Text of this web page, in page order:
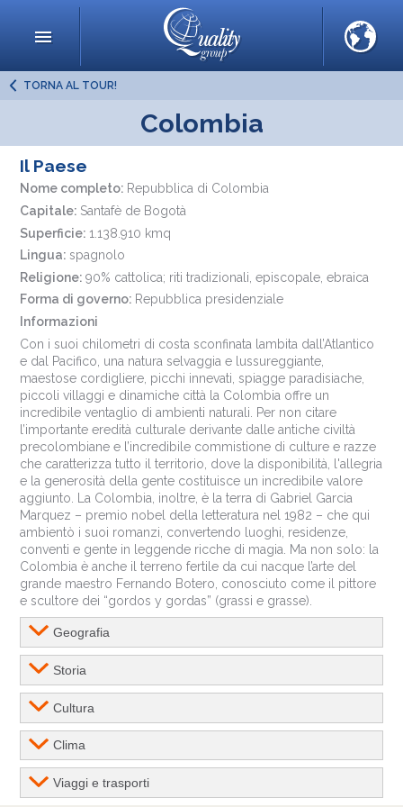
TORNA AL TOUR!
Colombia
Il Paese
Nome completo: Repubblica di Colombia
Capitale: Santafè de Bogotà
Superficie:1.138.910 kmq
Lingua:spagnolo
Religione:90% cattolica; riti tradizionali, episcopale, ebraica
Forma di governo: Repubblica presidenziale
Informazioni
Con i suoi chilometri di costa sconfinata lambita dall’Atlantico
e dal Pacifico, una natura selvaggia e lussureggiante,
maestose cordigliere, picchi innevati, spiagge paradisiache,
piccoli villaggi e dinamiche città la Colombia offre un
incredibile ventaglio di ambienti naturali. Per non citare
l’importante eredità culturale derivante dalle antiche civiltà
precolombiane e l’incredibile commistione di culture e razze
che caratterizza tutto il territorio, dove la disponibilità, l'allegria
e la generosità della gente costituisce un incredibile valore
aggiunto. La Colombia, inoltre, è la terra di Gabriel Garcia
Marquez – premio nobel della letteratura nel 1982 – che qui
ambientò i suoi romanzi, convertendo luoghi, residenze,
conventi e gente in leggende ricche di magia. Ma non solo: la
Colombia è anche il terreno fertile da cui nacque l’arte del
grande maestro Fernando Botero, conosciuto come il pittore
e scultore dei “gordos y gordas” (grassi e grasse).
Geografia
Storia
Cultura
Clima
Viaggi e trasporti